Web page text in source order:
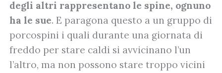
degli altri rappresentano le spine, ognuno
ha le sue. E paragona questo a un gruppo di
porcospini i quali durante una giornata di
freddo per stare caldi si avvicinano l’un
l’altro, ma non possono stare troppo vicini